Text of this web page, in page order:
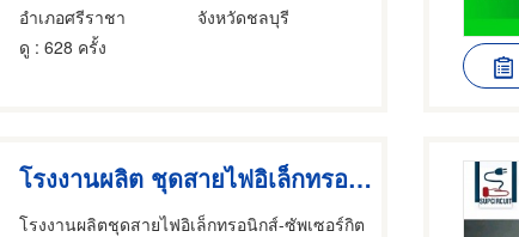
อำเภอศรีราชา
จังหวัดชลบุรี
ดู : 628 ครั้ง
โรงงานผลิต ชุดสายไฟอิเล็กทรอนิกส์
โรงงานผลิตชุดสายไฟอิเล็กทรอนิกส์-ซัพเซอร์กิต